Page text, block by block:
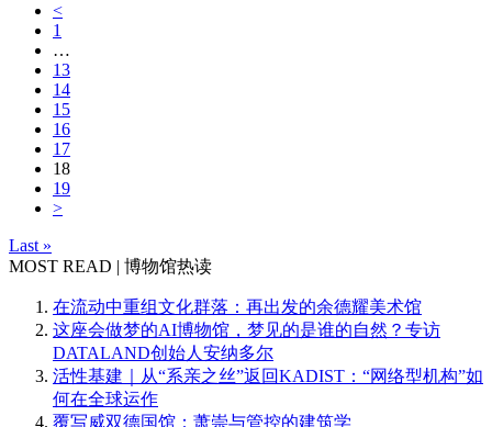
<
1
…
13
14
15
16
17
18
19
>
Last »
MOST READ | 博物馆热读
在流动中重组文化群落：再出发的余德耀美术馆
这座会做梦的AI博物馆，梦见的是谁的自然？专访
DATALAND创始人安纳多尔
活性基建｜从“系亲之丝”返回KADIST：“网络型机构”如
何在全球运作
覆写威双德国馆：萧崇与管控的建筑学